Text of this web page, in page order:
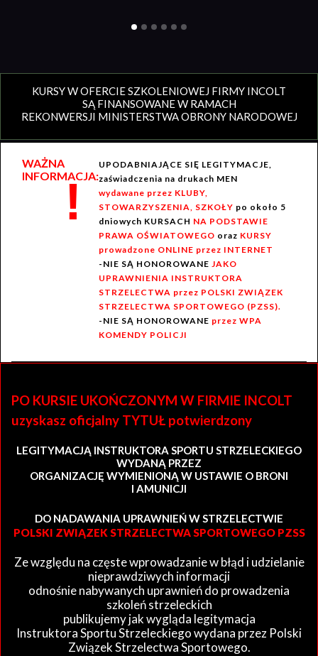
KURSY W OFERCIE SZKOLENIOWEJ FIRMY INCOLT
SĄ FINANSOWANE W RAMACH
REKONWERSJI MINISTERSTWA OBRONY NARODOWEJ
WAŻNA
INFORMACJA:
!
UPODABNIAJĄCE SIĘ LEGITYMACJE,
zaświadczenia na drukach MEN
wydawane przez KLUBY,
STOWARZYSZENIA, SZKOŁY po około 5
dniowych KURSACH NA PODSTAWIE
PRAWA OŚWIATOWEGO oraz KURSY
prowadzone ONLINE przez INTERNET
-NIE SĄ HONOROWANE JAKO
UPRAWNIENIA INSTRUKTORA
STRZELECTWA przez POLSKI ZWIĄZEK
STRZELECTWA SPORTOWEGO (PZSS).
-NIE SĄ HONOROWANE przez WPA
KOMENDY POLICJI
PO KURSIE UKOŃCZONYM W FIRMIE INCOLT
uzyskasz oficjalny TYTUŁ potwierdzony
LEGITYMACJĄ INSTRUKTORA SPORTU STRZELECKIEGO
WYDANĄ PRZEZ
ORGANIZACJĘ WYMIENIONĄ W USTAWIE O BRONI
I AMUNICJI
DO NADAWANIA UPRAWNIEŃ W STRZELECTWIE
POLSKI ZWIĄZEK STRZELECTWA SPORTOWEGO PZSS
Ze względu na częste wprowadzanie w błąd i udzielanie
nieprawdziwych informacji
odnośnie nabywanych uprawnień do prowadzenia
szkoleń strzeleckich
publikujemy jak wygląda legitymacja
Instruktora Sportu Strzeleckiego wydana przez Polski
Związek Strzelectwa Sportowego.